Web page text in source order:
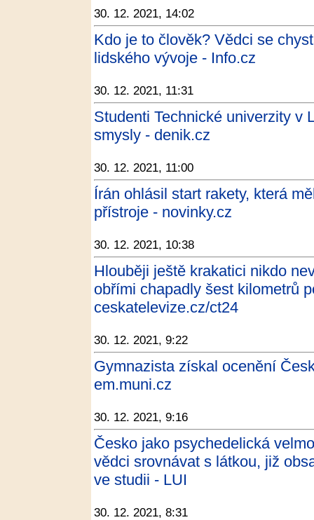
30. 12. 2021, 14:02
Kdo je to člověk? Vědci se
lidského vývoje - Info.cz
30. 12. 2021, 11:31
Studenti Technické univerzity v
smysly - denik.cz
30. 12. 2021, 11:00
Írán ohlásil start rakety, která
přístroje - novinky.cz
30. 12. 2021, 10:38
Hlouběji ještě krakatici nikdo
obřími chapadly šest kilometrů
ceskatelevize.cz/ct24
30. 12. 2021, 9:22
Gymnazista získal ocenění
em.muni.cz
30. 12. 2021, 9:16
Česko jako psychedelická
vědci srovnávat s látkou, již
ve studii - LUI
30. 12. 2021, 8:31